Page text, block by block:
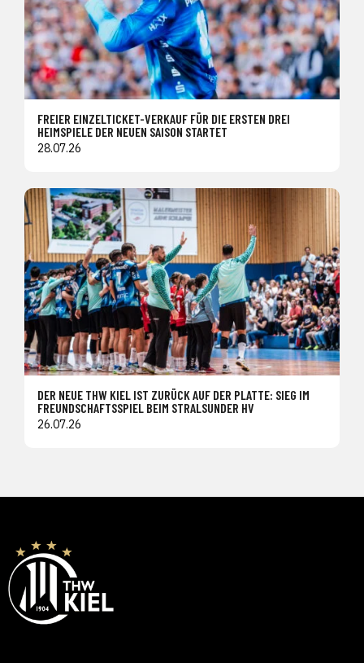
FREIER EINZELTICKET-VERKAUF FÜR DIE ERSTEN DREI
HEIMSPIELE DER NEUEN SAISON STARTET
28.07.26
DER NEUE THW KIEL IST ZURÜCK AUF DER PLATTE: SIEG IM
FREUNDSCHAFTSSPIEL BEIM STRALSUNDER HV
26.07.26